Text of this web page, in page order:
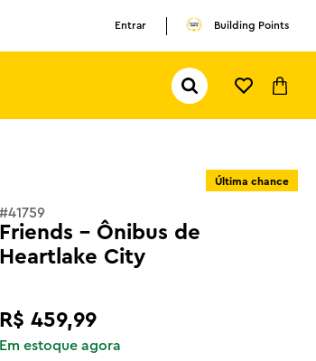
Entrar Building Points
Pesquisar...
Última chance
#41759
Friends - Ônibus de
Heartlake City
R$ 459,99
Em estoque agora
copa mundo